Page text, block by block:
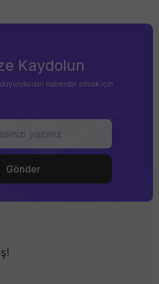
Kaydolun
haberdar olmak için